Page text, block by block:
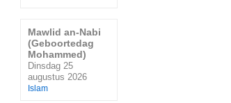
Mawlid an-Nabi
(Geboortedag
Mohammed)
Dinsdag 25
augustus 2026
Islam